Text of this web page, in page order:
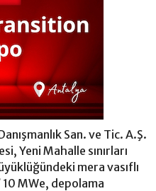
San. ve Tic. A.Ş.
Yeni Mahalle sınırları
mera vasıflı
MWe, depolama